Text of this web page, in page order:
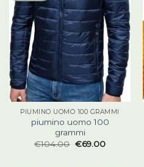
PIUMINO UOMO 100 GRAMMI
piumino uomo 100
grammi
€104.00 €69.00